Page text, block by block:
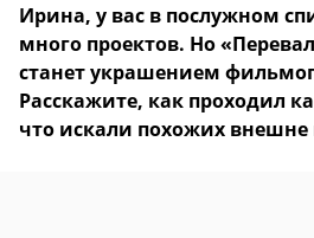
Ирина, у вас в послужном
много проектов. Но
станет украшением
Расскажите, как проходил
что искали похожих внешне